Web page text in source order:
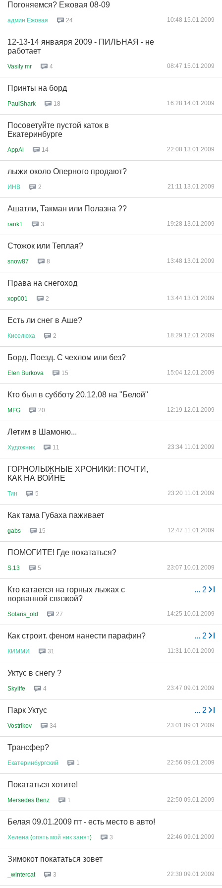
Погоняемся? Ежовая 08-09
админ Ежовая 24 10:48 15.01.2009
12-13-14 янваяря 2009 - ПИЛЬНАЯ - не
работает
Vasily mr 4 08:47 15.01.2009
Принты на борд
PaulShark 18 16:28 14.01.2009
Посоветуйте пустой каток в
Екатеринбурге
AppAl 14 22:08 13.01.2009
лыжи около Оперного продают?
ИНВ 2 21:11 13.01.2009
Ашатли, Такман или Полазна ??
rank1 3 19:28 13.01.2009
Стожок или Теплая?
snow87 8 13:48 13.01.2009
Права на снегоход
xop001 2 13:44 13.01.2009
Есть ли снег в Аше?
Киселюха 2 18:29 12.01.2009
Борд. Поезд. С чехлом или без?
Elen Burkova 15 15:04 12.01.2009
Кто был в субботу 20,12,08 на "Белой"
MFG 20 12:19 12.01.2009
Летим в Шамоню...
Художник 11 23:34 11.01.2009
ГОРНОЛЫЖНЫЕ ХРОНИКИ: ПОЧТИ,
КАК НА ВОЙНЕ
Тин 5 23:20 11.01.2009
Как тама Губаха паживает
gabs 15 12:47 11.01.2009
ПОМОГИТЕ! Где покататься?
S.13 5 23:07 10.01.2009
... 2
Кто катается на горных лыжах с
порванной связкой?
Solaris_old 27 14:25 10.01.2009
... 2
Как строит. феном нанести парафин?
КИММИ 31 11:31 10.01.2009
Уктус в снегу ?
Skylife 4 23:47 09.01.2009
... 2
Парк Уктус
Vostrikov 34 23:01 09.01.2009
Трансфер?
Екатеринбургский 1 22:56 09.01.2009
Покататься хотите!
Mersedes Benz 1 22:50 09.01.2009
Белая 09.01.2009 пт - есть место в авто!
Хелена (опять мой ник занят) 3 22:46 09.01.2009
Зимокот покататься зовет
_wintercat 3 22:30 09.01.2009